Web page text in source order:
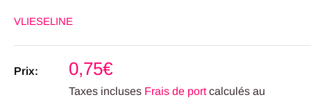
VLIESELINE
Prix:
Prix
réduit
0,75€
Taxes incluses Frais de portcalculés au